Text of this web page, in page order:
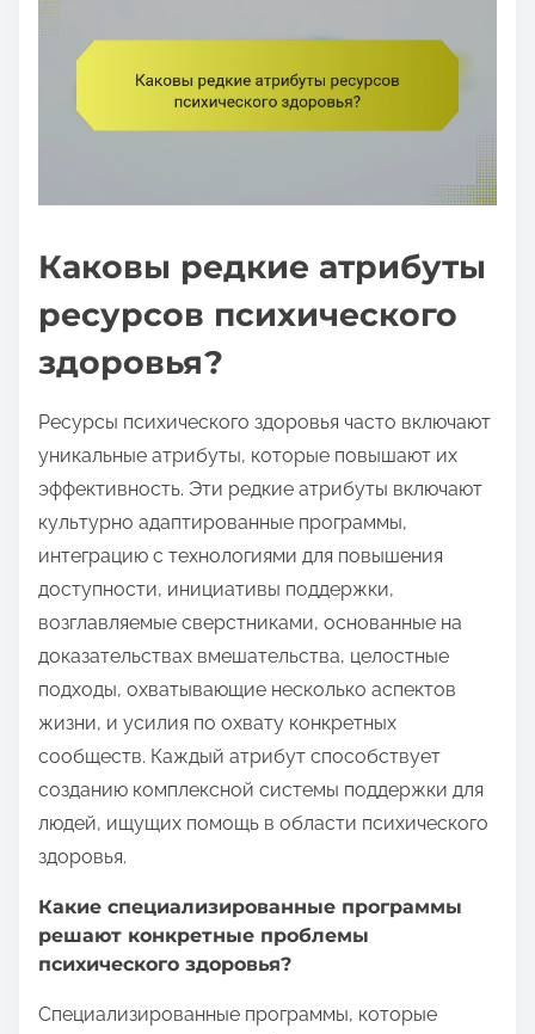
Каковы редкие атрибуты
ресурсов психического
здоровья?
Ресурсы психического здоровья часто включают
уникальные атрибуты, которые повышают их
эффективность. Эти редкие атрибуты включают
культурно адаптированные программы,
интеграцию с технологиями для повышения
доступности, инициативы поддержки,
возглавляемые сверстниками, основанные на
доказательствах вмешательства, целостные
подходы, охватывающие несколько аспектов
жизни, и усилия по охвату конкретных
сообществ. Каждый атрибут способствует
созданию комплексной системы поддержки для
людей, ищущих помощь в области психического
здоровья.
Какие специализированные программы
решают конкретные проблемы
психического здоровья?
Специализированные программы, которые